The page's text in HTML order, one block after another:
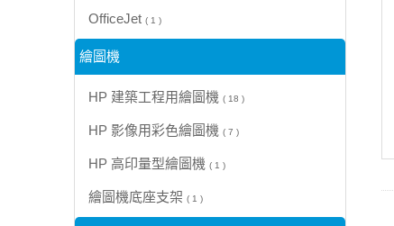
OfficeJet ( 1 )
繪圖機
HP 建築工程用繪圖機 ( 18 )
HP 影像用彩色繪圖機 ( 7 )
HP 高印量型繪圖機 ( 1 )
繪圖機底座支架 ( 1 )